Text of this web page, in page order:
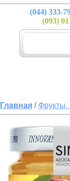
(044) 333-
(093)
Главная / Фрукты,